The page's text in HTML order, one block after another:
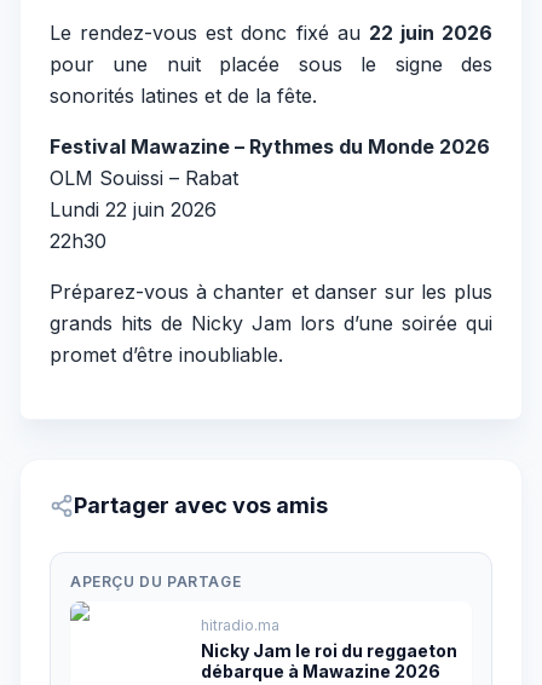
Le rendez-vous est donc fixé au 22 juin 2026
pour une nuit placée sous le signe des
sonorités latines et de la fête.
Festival Mawazine – Rythmes du Monde 2026
OLM Souissi – Rabat
Lundi 22 juin 2026
22h30
Préparez-vous à chanter et danser sur les plus
grands hits de Nicky Jam lors d’une soirée qui
promet d’être inoubliable.
Partager avec vos amis
APERÇU DU PARTAGE
hitradio.ma
Nicky Jam le roi du reggaeton
débarque à Mawazine 2026